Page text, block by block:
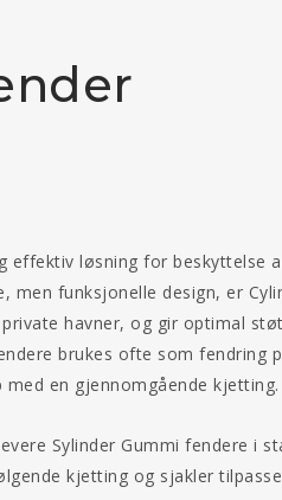
effektiv løsning for beskyttelse
men funksjonelle design, er
havner, og gir optimal
brukes ofte som fendring
med en gjennomgående kjetting.
Sylinder Gummi fendere i
kjetting og sjakler